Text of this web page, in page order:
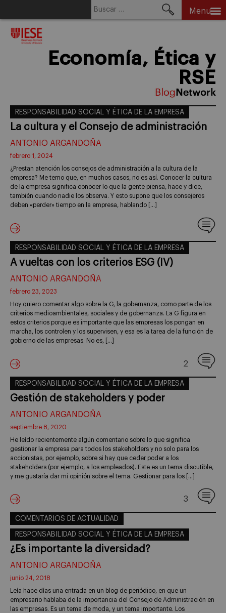
Menu
Economía, Ética y
RSE
RESPONSABILIDAD SOCIAL Y ÉTICA DE LA EMPRESA
La cultura y el Consejo de administración
ANTONIO ARGANDOÑA
febrero 1, 2024
¿Prestan atención los consejos de administración a la cultura de la
empresa? Me temo que, en muchos casos, no es así. Conocer la cultura
de la empresa significa conocer lo que la gente piensa, hace y dice,
también cuando nadie los observa. Y esto supone que los consejeros
deben «perder» tiempo en la empresa, hablando […]
RESPONSABILIDAD SOCIAL Y ÉTICA DE LA EMPRESA
A vueltas con los criterios ESG (IV)
ANTONIO ARGANDOÑA
febrero 23, 2023
Hoy quiero comentar algo sobre la G, la gobernanza, como parte de los
criterios medioambientales, sociales y de gobernanza. La G figura en
estos criterios porque es importante que las empresas los pongan en
marcha, los controlen y los supervisen, y esa es la tarea de la función de
gobierno de las empresas. No es, […]
2
RESPONSABILIDAD SOCIAL Y ÉTICA DE LA EMPRESA
Gestión de stakeholders y poder
ANTONIO ARGANDOÑA
septiembre 8, 2020
He leído recientemente algún comentario sobre lo que significa
gestionar la empresa para todos los stakeholders y no solo para los
accionistas, por ejemplo, sobre si hay que ceder poder a los
stakeholders (por ejemplo, a los empleados). Este es un tema discutible,
y me gustaría dar mi opinión sobre el tema. Gestionar para los […]
3
COMENTARIOS DE ACTUALIDAD
RESPONSABILIDAD SOCIAL Y ÉTICA DE LA EMPRESA
¿Es importante la diversidad?
ANTONIO ARGANDOÑA
junio 24, 2018
Leía hace días una entrada en un blog de periódico, en que un
empresario hablaba de la importancia del Consejo de Administración en
las empresas. Es un tema de moda, y un tema importante. Los